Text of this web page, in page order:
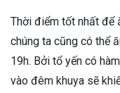
Thời điểm tốt nhất để
chúng ta cũng có thể
19h. Bởi tổ yến có
vào đêm khuya sẽ